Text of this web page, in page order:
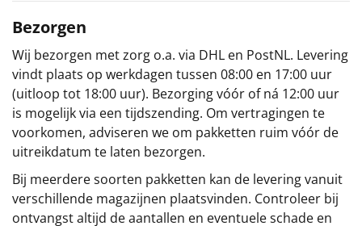
Bezorgen
Wij bezorgen met zorg o.a. via DHL en PostNL. Levering
vindt plaats op werkdagen tussen 08:00 en 17:00 uur
(uitloop tot 18:00 uur). Bezorging vóór of ná 12:00 uur
is mogelijk via een tijdszending. Om vertragingen te
voorkomen, adviseren we om pakketten ruim vóór de
uitreikdatum te laten bezorgen.
Bij meerdere soorten pakketten kan de levering vanuit
verschillende magazijnen plaatsvinden. Controleer bij
ontvangst altijd de aantallen en eventuele schade en